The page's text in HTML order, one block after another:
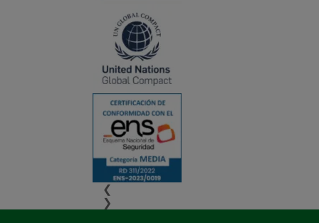
❮
❯